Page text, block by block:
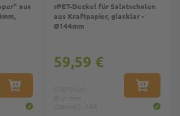
aus
IN DEN WARENKORB
rPET-Deckel für Salatschalen
aus Kraftpapier, glasklar -
Ø144mm
IN DEN
59,59 €